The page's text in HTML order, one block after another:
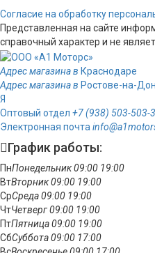
Согласие на обработку
Представленная на сайте
справочный характер и не
Адрес магазина в Краснодаре
Адрес магазина в Ростове-на-
Я
Оптовый отдел +7 (938) 503-503-3
Электронная почта
График работы:
ПнПонедельник09:00 19:00
ВтВторник09:00 19:00
СрСреда09:00 19:00
ЧтЧетверг09:00 19:00
ПтПятница09:00 19:00
СбСуббота09:00 17:00